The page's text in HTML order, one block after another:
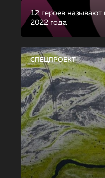
12 героев называют
2022 года
СПЕЦПРОЕКТ